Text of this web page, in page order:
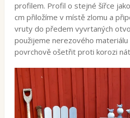
profilem. Profil o stejné šířce
cm přiložíme v místě zlomu a
vruty do předem vyvrtaných
použijeme nerezového
povrchově ošetřit proti korozi